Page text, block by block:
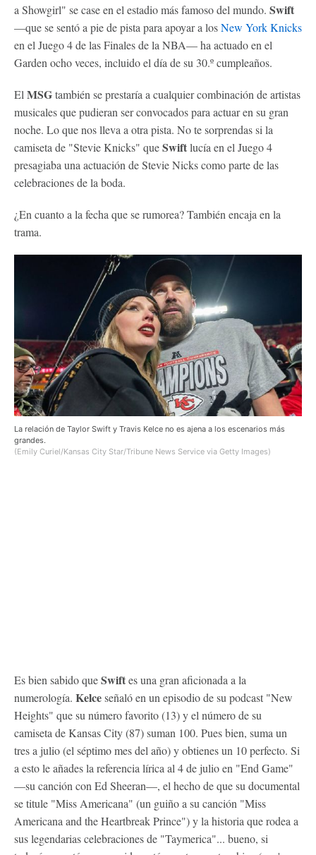
a Showgirl" se case en el estadio más famoso del mundo. Swift
—que se sentó a pie de pista para apoyar a losNew York Knicks
en el Juego 4 de las Finales de la NBA— ha actuado en el
Garden ocho veces, incluido el día de su 30.º cumpleaños.
El MSGtambién se prestaría a cualquier combinación de artistas
musicales que pudieran ser convocados para actuar en su gran
noche. Lo que nos lleva a otra pista. No te sorprendas si la
camiseta de "Stevie Knicks" queSwiftlucía en el Juego 4
presagiaba una actuación de Stevie Nicks como parte de las
celebraciones de la boda.
¿En cuanto a la fecha que se rumorea? También encaja en la
trama.
La relación de Taylor Swift y Travis Kelce no es ajena a los escenarios más
grandes.
(Emily Curiel/Kansas City Star/Tribune News Service via Getty Images)
Es bien sabido queSwiftes una gran aficionada a la
numerología. Kelceseñaló en un episodio de su podcast "New
Heights" que su número favorito (13) y el número de su
camiseta de Kansas City (87) suman 100. Pues bien, suma un
tres a julio (el séptimo mes del año) y obtienes un 10 perfecto. Si
a esto le añades la referencia lírica al 4 de julio en "End Game"
—su canción con Ed Sheeran—, el hecho de que su documental
se titule "Miss Americana" (un guiño a su canción "Miss
Americana and the Heartbreak Prince") y la historia que rodea a
sus legendarias celebraciones de "Taymerica"... bueno, si